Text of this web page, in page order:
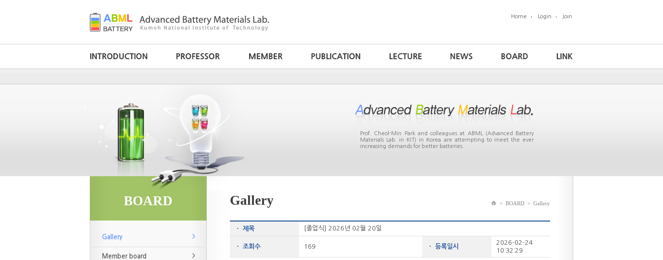
Home Login Join
Prof. Cheol-Min Park and colleagues at ABML (Advanced Battery
Materials Lab. in KIT) in Korea are attempting to meet the ever
increasing demands for better batteries.
BOARD
Gallery
Member board
Gallery > BOARD > Gallery
ㆍ 제목 [졸업식] 2026년 02월 20일
ㆍ 조회수 169 ㆍ 등록일시
2026-02-24
10:32:29